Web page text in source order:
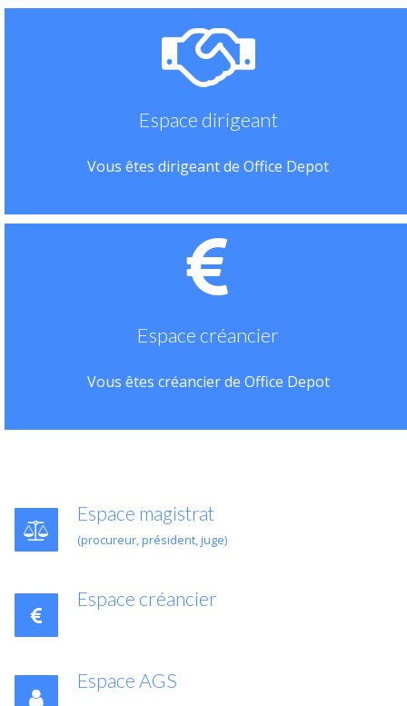
Espace dirigeant
Vous êtes dirigeant de Office Depot
Espace créancier
Vous êtes créancier de Office Depot
Espace magistrat
(procureur, président, juge)
Espace créancier
Espace AGS